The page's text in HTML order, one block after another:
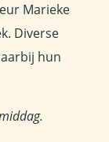
Marieke
Diverse
hun